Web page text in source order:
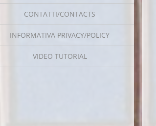
CONTATTI/CONTACTS
INFORMATIVA PRIVACY/POLICY
VIDEO TUTORIAL